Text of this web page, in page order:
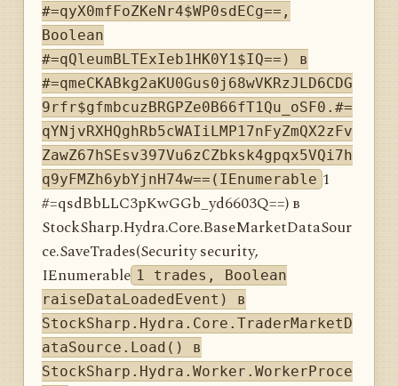
#=qyX0mfFoZKeNr4$WP0sdECg==,
Boolean
#=qQleumBLTExIeb1HK0Y1$IQ==) в
#=qmeCKABkg2aKU0Gus0j68wVKRzJLD6CDG
9rfr$gfmbcuzBRGPZe0B66fT1Qu_oSF0.#=
qYNjvRXHQghRb5cWAIiLMP17nFyZmQX2zFv
ZawZ67hSEsv397Vu6zCZbksk4gpqx5VQi7h
q9yFMZh6ybYjnH74w==(IEnumerable 1
#=qsdBbLLC3pKwGGb_yd6603Q==) в
StockSharp.Hydra.Core.BaseMarketDataSour
ce.SaveTrades(Security security,
IEnumerable 1 trades, Boolean
raiseDataLoadedEvent) в
StockSharp.Hydra.Core.TraderMarketD
ataSource.Load() в
StockSharp.Hydra.Worker.WorkerProce